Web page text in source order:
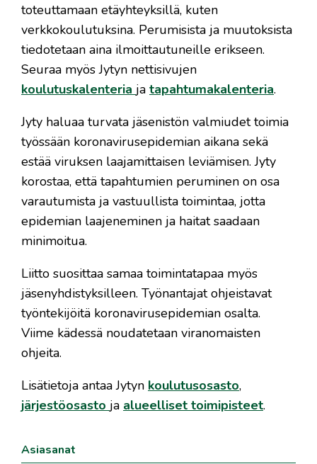
toteuttamaan etäyhteyksillä, kuten
verkkokoulutuksina. Perumisista ja muutoksista
tiedotetaan aina ilmoittautuneille erikseen.
Seuraa myös Jytyn nettisivujen
koulutuskalenteria ja tapahtumakalenteria.
Jyty haluaa turvata jäsenistön valmiudet toimia
työssään koronavirusepidemian aikana sekä
estää viruksen laajamittaisen leviämisen. Jyty
korostaa, että tapahtumien peruminen on osa
varautumista ja vastuullista toimintaa, jotta
epidemian laajeneminen ja haitat saadaan
minimoitua.
Liitto suosittaa samaa toimintatapaa myös
jäsenyhdistyksilleen. Työnantajat ohjeistavat
työntekijöitä koronavirusepidemian osalta.
Viime kädessä noudatetaan viranomaisten
ohjeita.
Lisätietoja antaa Jytyn koulutusosasto,
järjestöosasto ja alueelliset toimipisteet.
Asiasanat